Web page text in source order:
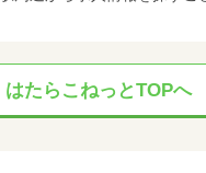
はたらこねっとTOPへ